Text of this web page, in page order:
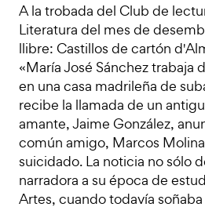
A la trobada del Club de
Literatura del mes de
llibre: Castillos de cartón
«María José Sánchez trabaja
en una casa madrileña de
recibe la llamada de un
amante, Jaime González,
común amigo, Marcos
suicidado. La noticia no sólo
narradora a su época de
Artes, cuando todavía